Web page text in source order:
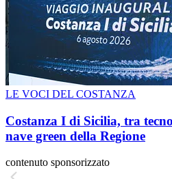
LE VOCI DEL COSTANZA
Costanza I di Sicilia, tra
nave green della Regione
contenuto sponsorizzato